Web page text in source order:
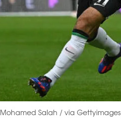
Mohamed Salah / via Gettyimages